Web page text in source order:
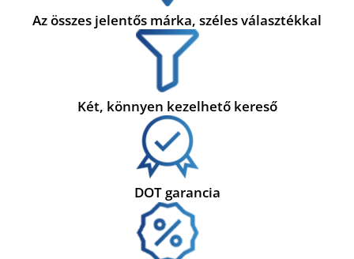
Az összes jelentős márka, széles választékkal
Két, könnyen kezelhető kereső
DOT garancia